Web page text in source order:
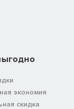
экономия
скидка